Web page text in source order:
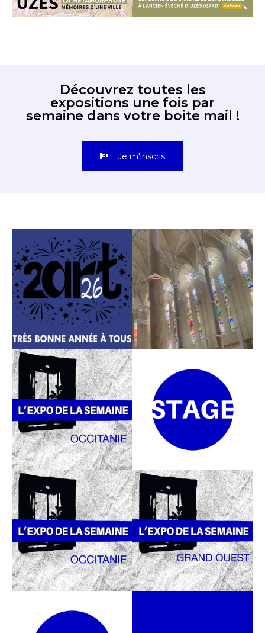
Découvrez toutes les
expositions une fois par
semaine dans votre boite mail !
Je m'inscris